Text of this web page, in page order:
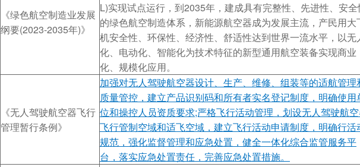
《绿色航空制造业发展
纲要(2023-2035年)》
L)实现试点运行，到2035年，建成具有完整性、先进性、安
的绿色航空制造体系，新能源航空器成为发展主流，产民用大
机安全性、环保性、经济性、舒适性达到世界一流水平，以无
化、电动化、智能化为技术特征的新型通用航空装备实现商业
化、规模化应用。
《无人驾驶航空器飞行
管理暂行条例》
加强对无人驾驶航空器设计、生产、维修、组装等的适航管理
质量管控，建立产品识别码和所有者实名登记制度，明确使用
位和操控人员资质要求;严格飞行活动管理，划设无人驾驶航
飞行管制空域和适飞空域，建立飞行活动申请制度，明确行活
规范，强化监督管理和应急处置，健全一体化综合监管服务平
台，落实应急处置责任，完善应急处置措施。